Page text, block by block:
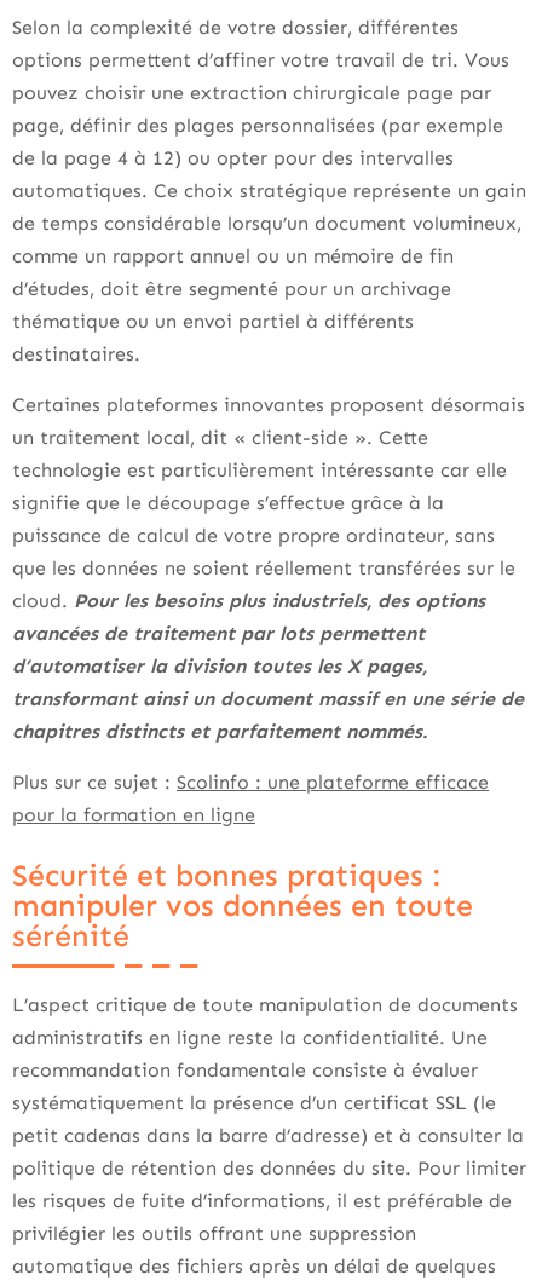
Selon la complexité de votre dossier, différentes
options permettent d’affiner votre travail de tri. Vous
pouvez choisir une extraction chirurgicale page par
page, définir des plages personnalisées (par exemple
de la page 4 à 12) ou opter pour des intervalles
automatiques. Ce choix stratégique représente un gain
de temps considérable lorsqu’un document volumineux,
comme un rapport annuel ou un mémoire de fin
d’études, doit être segmenté pour un archivage
thématique ou un envoi partiel à différents
destinataires.
Certaines plateformes innovantes proposent désormais
un traitement local, dit « client-side ». Cette
technologie est particulièrement intéressante car elle
signifie que le découpage s’effectue grâce à la
puissance de calcul de votre propre ordinateur, sans
que les données ne soient réellement transférées sur le
cloud. Pour les besoins plus industriels, des options
avancées de traitement par lots permettent
d’automatiser la division toutes les X pages,
transformant ainsi un document massif en une série de
chapitres distincts et parfaitement nommés.
Plus sur ce sujet : Scolinfo : une plateforme efficace
pour la formation en ligne
Sécurité et bonnes pratiques :
manipuler vos données en toute
sérénité
L’aspect critique de toute manipulation de documents
administratifs en ligne reste la confidentialité. Une
recommandation fondamentale consiste à évaluer
systématiquement la présence d’un certificat SSL (le
petit cadenas dans la barre d’adresse) et à consulter la
politique de rétention des données du site. Pour limiter
les risques de fuite d’informations, il est préférable de
privilégier les outils offrant une suppression
automatique des fichiers après un délai de quelques